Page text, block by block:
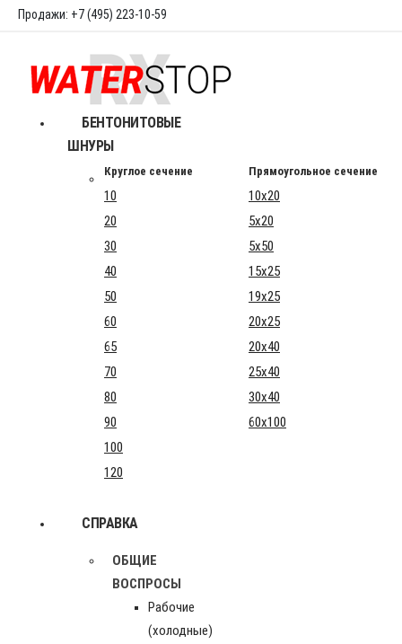
Продажи: +7 (495) 223-10-59
БЕНТОНИТОВЫЕ
ШНУРЫ
Круглое сечение Прямоугольное сечение
10
10x20
20
5x20
30
5x50
40
15x25
50
19x25
60
20x25
65
20x40
70
25x40
80
30x40
90
60x100
100
120
СПРАВКА
ОБЩИЕ
ВОСПРОСЫ
Рабочие
(холодные)